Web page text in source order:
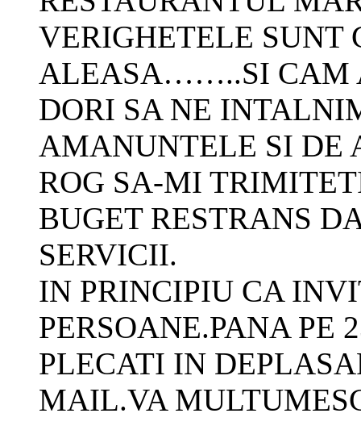
VERIGHETELE SUNT
ALEASA……..SI CAM
DORI SA NE
AMANUNTELE SI DE
ROG SA-MI
BUGET RESTRANS
SERVICII.
IN PRINCIPIU CA
PERSOANE.PANA PE
PLECATI IN
MAIL.VA